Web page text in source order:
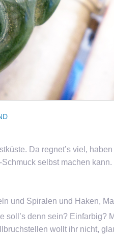
Da regnet’s viel,
selbst machen
und Spiralen und Haken,
soll’s denn sein? Einfarbig?
wollt ihr nicht,